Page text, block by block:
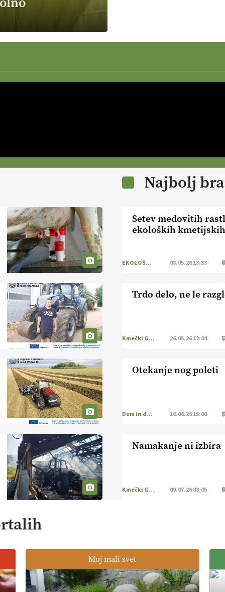
Najbolj
Setev medovitih
ekoloških
EKOLOŠKO LOGIČNO 08.05.26 13:33
Trdo delo, ne le
Kmečki Glas 26.05.26 12:04
Otekanje nog poleti
Dom in družina 10.06.26 15:06
Namakanje ni izbira
Kmečki Glas 09.07.26 08:05
Moj mali svet